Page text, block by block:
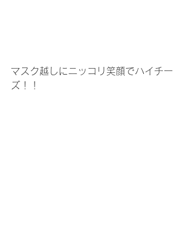
マスク越しにニッコリ笑顔でハイチー
ズ！！